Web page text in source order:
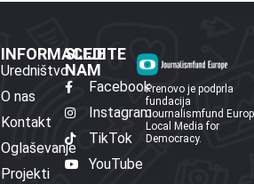
INFORMACIJE
Uredništvo
O nas
Kontakt
Oglaševanje
Projekti
SLEDITE
NAM
Facebook
Instagram
TikTok
YouTube
Prenovo je podprla
fundacija
Journalismfund
Local Media for
Democracy.